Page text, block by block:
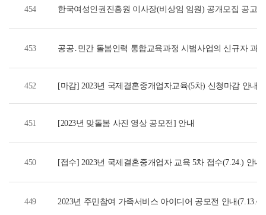
454 한국여성인권진흥원 이사장(비상임 임원) 공개모집 공고
453 공공․민간 돌봄인력 통합교육과정 시범사업의 신규자 과
452 [마감] 2023년 국제결혼중개업자교육(5차) 신청마감 안내
451 [2023년 맞돌봄 사진 영상 공모전] 안내
450 [접수] 2023년 국제결혼중개업자 교육 5차 접수(7.24.) 안내
449 2023년 주민참여 가족서비스 아이디어 공모전 안내